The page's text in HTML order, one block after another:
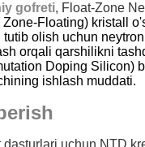
gofreti, Float-Zone
Zone-Floating) kristall
tutib olish uchun
orqali qarshilikni
Doping Silicon)
ishlash muddati.